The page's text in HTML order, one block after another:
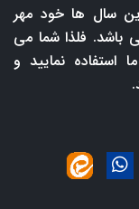
سال ها خود مهر
باشد. فلذا شما می
استفاده نمایید و